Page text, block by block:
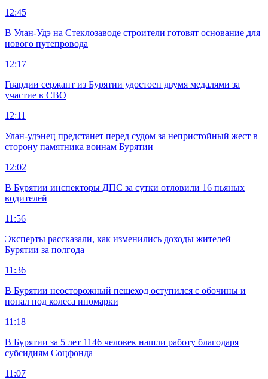
12:45
В Улан-Удэ на Стеклозаводе строители готовят основание для
нового путепровода
12:17
Гвардии сержант из Бурятии удостоен двумя медалями за
участие в СВО
12:11
Улан-удэнец предстанет перед судом за непристойный жест в
сторону памятника воинам Бурятии
12:02
В Бурятии инспекторы ДПС за сутки отловили 16 пьяных
водителей
11:56
Эксперты рассказали, как изменились доходы жителей
Бурятии за полгода
11:36
В Бурятии неосторожный пешеход оступился с обочины и
попал под колеса иномарки
11:18
В Бурятии за 5 лет 1146 человек нашли работу благодаря
субсидиям Соцфонда
11:07